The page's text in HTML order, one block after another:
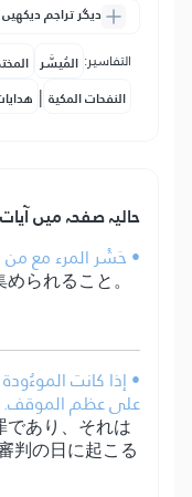
دیگر تراجم دیکھیں
التفاسير: المُيسَّر
النفحات المكية |
حالیہ صفحہ میں
• حَشْر المرء مع من
られること。
• إذا كانت
على عظم الموقف.
あり、それは
判の日に起こる